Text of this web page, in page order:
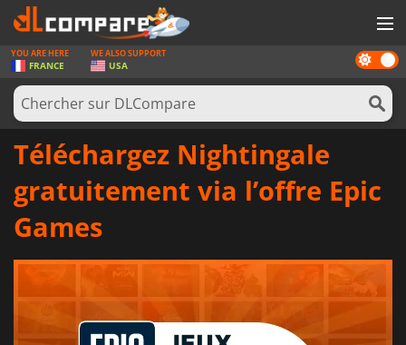
JEUX
CARTES PRÉPAYÉES
LOGICIELS
MATÉRIEL
SE CONNECTER OU S'INSCRIRE
Dark
mode
YOU ARE HERE
FRANCE
WE ALSO SUPPORT
USA
Téléchargez Nightingale
gratuitement via l’offre Epic
Games